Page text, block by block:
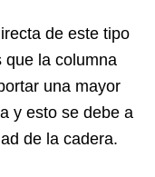
de este tipo
que la columna
una mayor
y esto se debe a
de la cadera.